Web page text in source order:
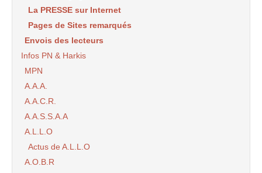
La PRESSE sur Internet
Pages de Sites remarqués
Envois des lecteurs
Infos PN & Harkis
MPN
A.A.A.
A.A.C.R.
A.A.S.S.A.A
A.L.L.O
Actus de A.L.L.O
A.O.B.R